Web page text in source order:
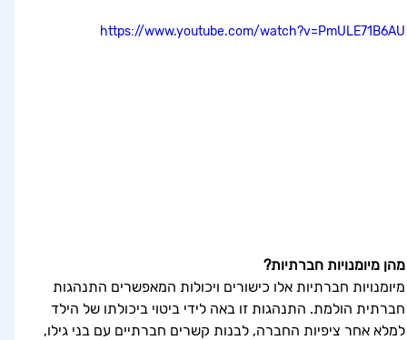
https://www.youtube.com/watch?v=PmULE71B6AU
מהן מיומנויות חברתיות?
מיומנויות חברתיות אלו כישורים ויכולות המאפשרים התנהגות
חברתית הולמת. התנהגות זו באה לידי ביטוי ביכולתו של הילד
למלא אחר ציפיות החברה, לבנות קשרים חברתיים עם בני גילו,